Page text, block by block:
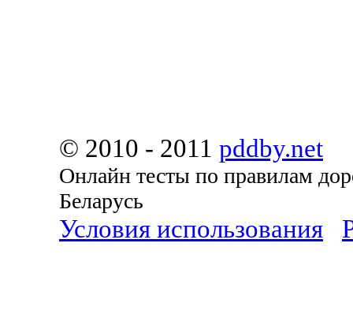
© 2010 - 2011 pddby.net
Онлайн тесты по правилам
Беларусь
Условия использования